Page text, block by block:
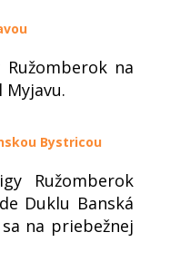
na
Bystricou
Ružomberok
Duklu Banská
na priebežnej